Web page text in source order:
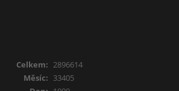
Celkem: 2896614
Měsíc: 33405